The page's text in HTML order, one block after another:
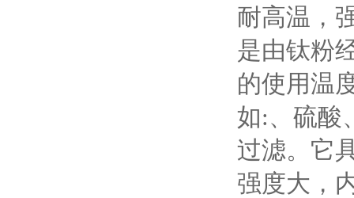
耐高温，
是由钛粉
的使用温
如:、硫酸
过滤。它
强度大，